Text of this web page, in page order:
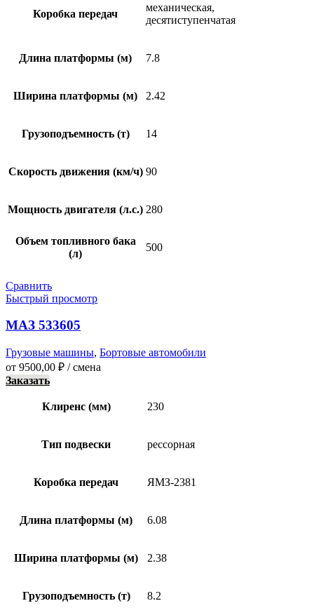
Коробка передач
механическая,
десятиступенчатая
Длина платформы (м) 7.8
Ширина платформы (м) 2.42
Грузоподъемность (т) 14
Скорость движения (км/ч) 90
Мощность двигателя (л.с.) 280
Объем топливного бака
(л)
500
Сравнить
Быстрый просмотр
МАЗ 533605
Грузовые машины, Бортовые автомобили
от 9500,00 ₽ / смена
Заказать
Клиренс (мм) 230
Тип подвески рессорная
Коробка передач ЯМЗ-2381
Длина платформы (м) 6.08
Ширина платформы (м) 2.38
Грузоподъемность (т) 8.2